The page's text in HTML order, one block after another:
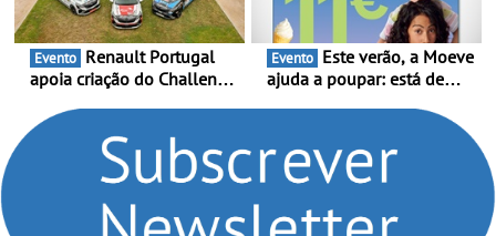
Evento
apoia criação do Challenge
compromisso com o
automobilismo nacional
continua em 2026
Evento
ajuda a poupar: está de
Volta” com descontos de